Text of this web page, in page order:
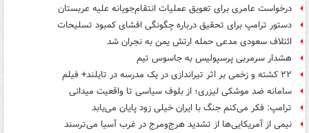
درخواست عامری برای تعویق عملیات انتقام‌جویانه علیه عربستان
دستور ترامپ برای تحقیق درباره چگونگی افشای کمبود تسلیحات
ائتلاف سعودی مدعی حمله ارتش یمن به نجران شد
هشدار سرمربی پرسپولیس به جاسوس تیم
۲۲ کشته و زخمی بر اثر تیراندازی در یک مدرسه در تایلند+ فیلم
سامانه ضد موشکی لیزری؛ از بلوف سیاسی تا واقعیت میدانی
ترامپ: فکر می‌کنم جنگ با ایران خیلی زود پایان می‌یابد
نیمی از آمریکایی‌ها از تشدید هرج‌ومرج در غرب آسیا می‌ترسند